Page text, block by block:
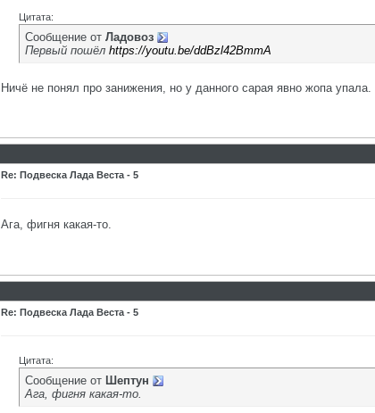
Цитата:
Сообщение от Ладовоз
Первый пошёл https://youtu.be/ddBzl42BmmA
Ничё не понял про занижения, но у данного сарая явно жопа упала.
Re: Подвеска Лада Веста - 5
Ага, фигня какая-то.
Re: Подвеска Лада Веста - 5
Цитата:
Сообщение от Шептун
Ага, фигня какая-то.